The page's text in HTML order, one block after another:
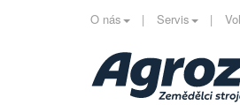
O nás Servis